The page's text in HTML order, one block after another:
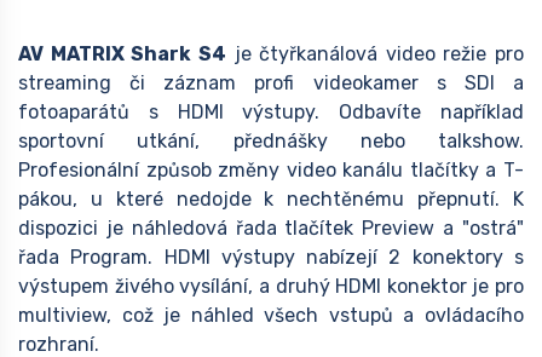
AV MATRIX Shark S4 je čtyřkanálová video režie pro
streaming či záznam profi videokamer s SDI a
fotoaparátů s HDMI výstupy. Odbavíte například
sportovní utkání, přednášky nebo talkshow.
Profesionální způsob změny video kanálu tlačítky a T-
pákou, u které nedojde k nechtěnému přepnutí. K
dispozici je náhledová řada tlačítek Preview a "ostrá"
řada Program. HDMI výstupy nabízejí 2 konektory s
výstupem živého vysílání, a druhý HDMI konektor je pro
multiview, což je náhled všech vstupů a ovládacího
rozhraní.